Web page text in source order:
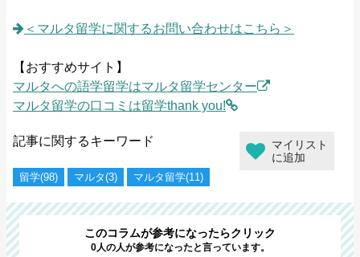
＜マルタ留学に関するお問い合わせはこちら＞
【おすすめサイト】
マルタへの語学留学はマルタ留学センター
マルタ留学の口コミは留学thank you!
マイリスト
に追加
記事に関するキーワード
留学(98) マルタ(3) マルタ留学(11)
このコラムが参考になったらクリック
0人の人が参考になったと言っています。